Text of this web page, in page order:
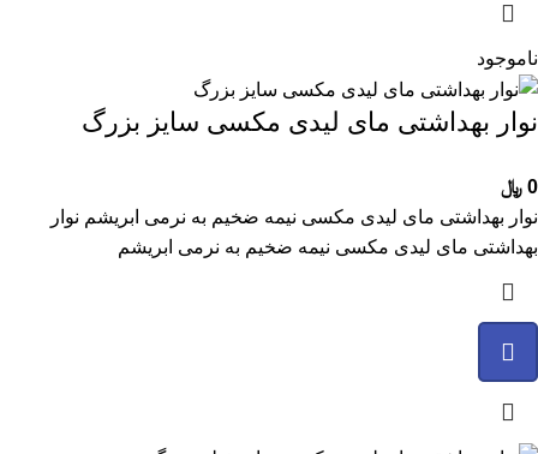
ناموجود
نوار بهداشتی مای‌ لیدی مکسی سایز بزرگ
0 ﷼
نوار بهداشتی مای‌ لیدی مکسی نیمه ضخیم به نرمی ابریشم نوار
بهداشتی مای‌ لیدی مکسی نیمه ضخیم به نرمی ابریشم